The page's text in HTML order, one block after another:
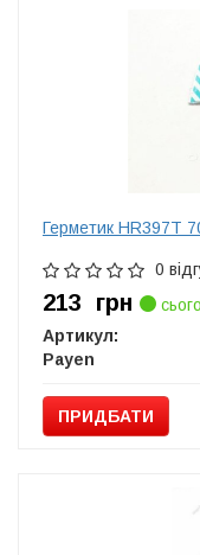
Герметик HR397T
0
213 грн
Артикул:
Payen
ПРИДБАТИ